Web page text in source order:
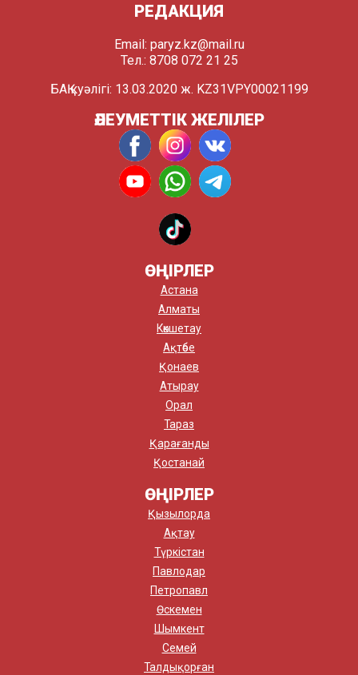
РЕДАКЦИЯ
Email: paryz.kz@mail.ru
Тел.: 8708 072 21 25
БАҚ куәлігі: 13.03.2020 ж. KZ31VPY00021199
ӘЛЕУМЕТТІК ЖЕЛІЛЕР
ӨҢІРЛЕР
Астана
Алматы
Көкшетау
Ақтөбе
Қонаев
Атырау
Орал
Тараз
Қарағанды
Қостанай
ӨҢІРЛЕР
Қызылорда
Ақтау
Түркістан
Павлодар
Петропавл
Өскемен
Шымкент
Семей
Талдықорған